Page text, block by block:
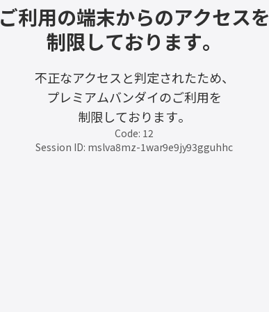
ご利用の端末からのアクセスを
制限しております。
不正なアクセスと判定されたため、
プレミアムバンダイのご利用を
制限しております。
Code: 12
Session ID: mslva8mz-1war9e9jy93gguhhc